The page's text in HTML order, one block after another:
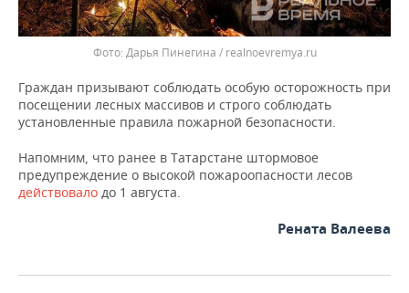
Дарья Пинегина / realnoevremya.ru
Граждан призывают соблюдать особую осторожность при
посещении лесных массивов и строго соблюдать
установленные правила пожарной безопасности.
Напомним, что ранее в Татарстане штормовое
предупреждение о высокой пожароопасности лесов
действовало до 1 августа.
Рената Валеева